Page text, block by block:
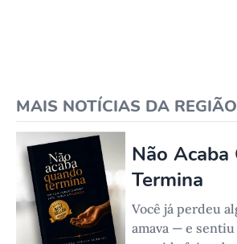
MAIS NOTÍCIAS DA REGIÃO
Não Acaba
Termina
Você já perdeu
amava — e